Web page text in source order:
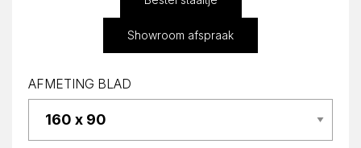
Showroom afspraak
AFMETING BLAD